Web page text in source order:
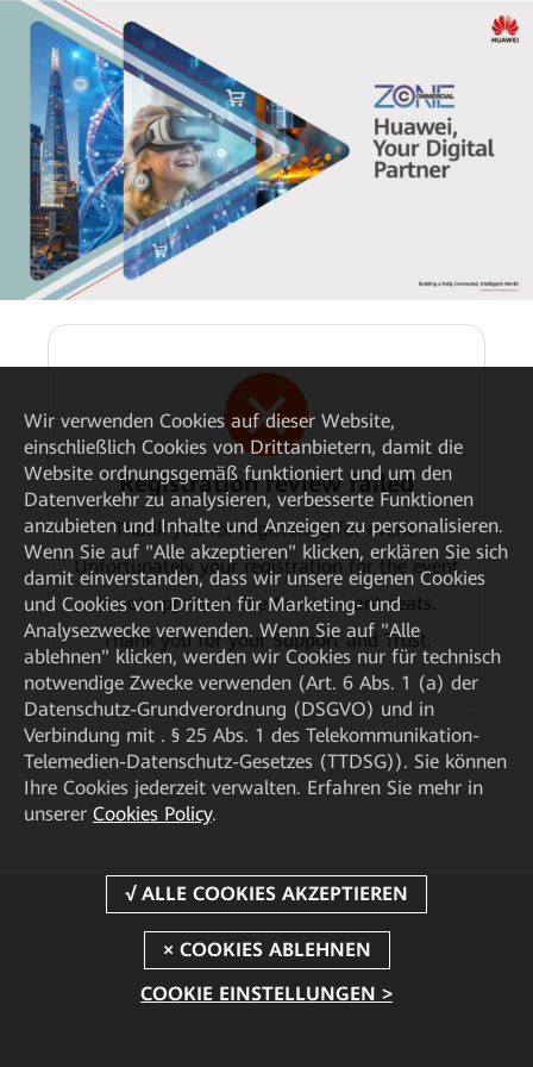
Registration review failed
Thank you for registering for event.
Unfortunately your registration for the event
is not approved due to no vacant seats.
Thank you for your Support and Trust.
Wir verwenden Cookies auf dieser Website,
einschließlich Cookies von Drittanbietern, damit die
Website ordnungsgemäß funktioniert und um den
Datenverkehr zu analysieren, verbesserte Funktionen
anzubieten und Inhalte und Anzeigen zu personalisieren.
Wenn Sie auf "Alle akzeptieren" klicken, erklären Sie sich
damit einverstanden, dass wir unsere eigenen Cookies
und Cookies von Dritten für Marketing- und
Analysezwecke verwenden. Wenn Sie auf "Alle
ablehnen" klicken, werden wir Cookies nur für technisch
notwendige Zwecke verwenden (Art. 6 Abs. 1 (a) der
Datenschutz-Grundverordnung (DSGVO) und in
Verbindung mit . § 25 Abs. 1 des Telekommunikation-
Telemedien-Datenschutz-Gesetzes (TTDSG)). Sie können
Ihre Cookies jederzeit verwalten. Erfahren Sie mehr in
unserer Cookies Policy.
COOKIE EINSTELLUNGEN >